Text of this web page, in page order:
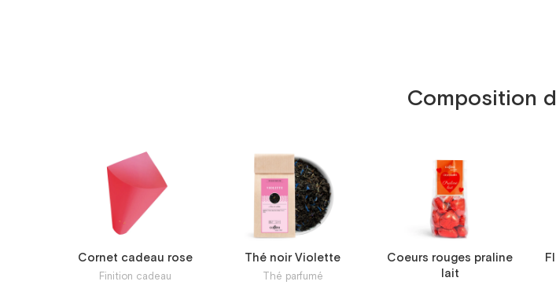
Composition
Cornet cadeau rose
Finition cadeau
Thé noir Violette
Thé parfumé
Coeurs rouges praline
lait